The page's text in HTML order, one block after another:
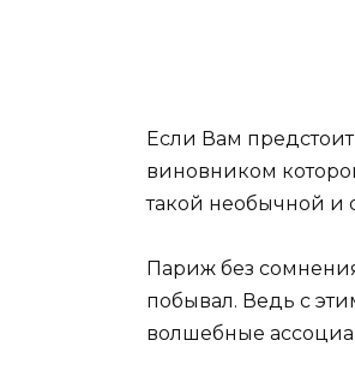
Если Вам
виновником
такой необычной и
Париж без
побывал. Ведь с
волшебные